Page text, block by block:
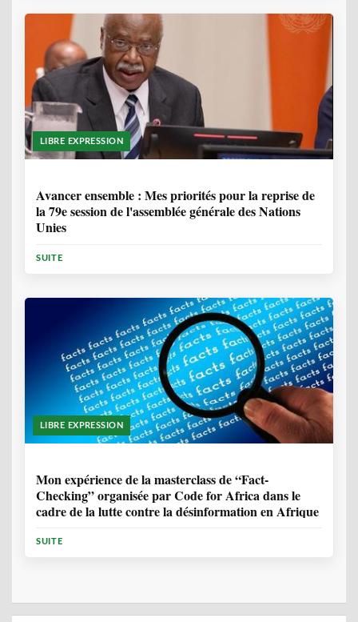
LIBRE EXPRESSION
Avancer ensemble : Mes priorités pour la reprise de
la 79e session de l'assemblée générale des Nations
Unies
SUITE
LIBRE EXPRESSION
Mon expérience de la masterclass de “Fact-
Checking” organisée par Code for Africa dans le
cadre de la lutte contre la désinformation en Afrique
SUITE